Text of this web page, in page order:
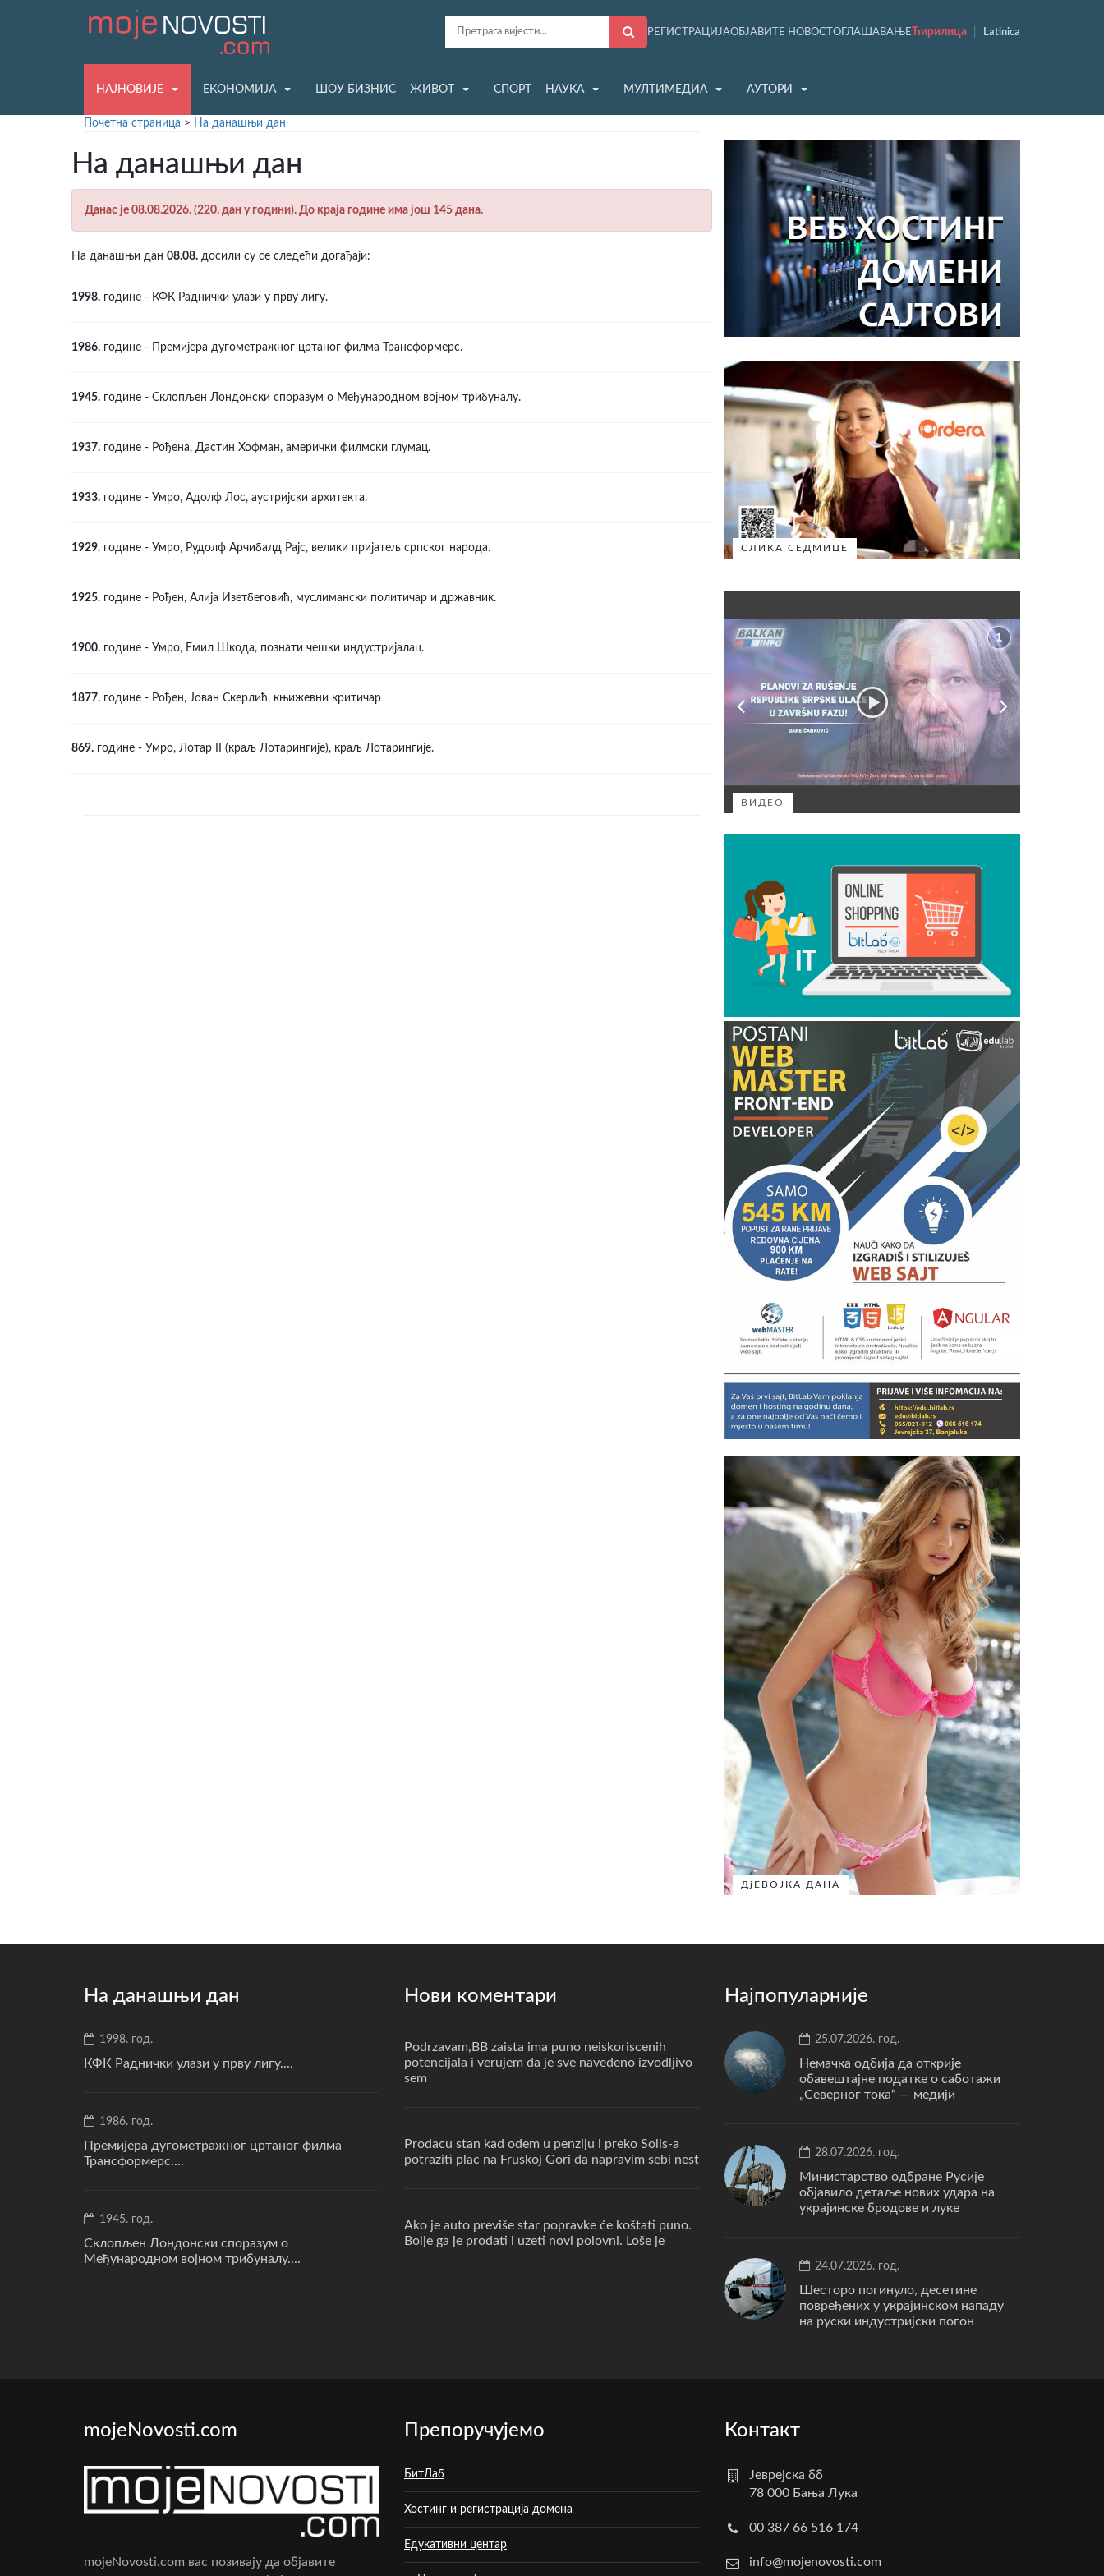
РЕГИСТРАЦИЈАОБЈАВИТЕ НОВОСТ ОГЛАШАВАЊЕ Ћирилица Latinica
НАЈНОВИЈЕ ЕКОНОМИЈА ШОУ БИЗНИС ЖИВОТ СПОРТ НАУКА МУЛТИМЕДИА АУТОРИ
Почетна страница > На данашњи дан
На данашњи дан
Данас је 08.08.2026. (220. дан у години). До краја године има још 145 дана.
На данашњи дан 08.08. досили су се следећи догађаји:
1998. године - КФК Раднички улази у прву лигу.
1986. године - Премијера дугометражног цртаног филма Трансформерс.
1945. године - Склопљен Лондонски споразум о Међународном војном трибуналу.
1937. године - Рођена, Дастин Хофман, амерички филмски глумац.
1933. године - Умро, Адолф Лос, аустријски архитекта.
1929. године - Умро, Рудолф Арчибалд Рајс, велики пријатељ српског народа.
1925. године - Рођен, Алија Изетбеговић, муслимански политичар и државник.
1900. године - Умро, Емил Шкода, познати чешки индустријалац.
1877. године - Рођен, Јован Скерлић, књижевни критичар
869. године - Умро, Лотар II (краљ Лотарингије), краљ Лотарингије.
СЛИКА СЕДМИЦЕ
ВИДЕО
ДјЕВОЈКА ДАНА
На данашњи дан
1998. год.
КФК Раднички улази у прву лигу....
1986. год.
Премијера дугометражног цртаног филма
Трансформерс....
1945. год.
Склопљен Лондонски споразум о
Међународном војном трибуналу....
Нови коментари
Podrzavam,BB zaista ima puno neiskoriscenih
potencijala i verujem da je sve navedeno izvodljivo
sem
Prodacu stan kad odem u penziju i preko Solis-a
potraziti plac na Fruskoj Gori da napravim sebi nest
Ako je auto previše star popravke će koštati puno.
Bolje ga je prodati i uzeti novi polovni. Loše je
Најпопуларније
25.07.2026. год.
Немачка одбија да открије
обавештајне податке о саботажи
„Северног тока“ — медији
28.07.2026. год.
Министарство одбране Русије
објавило детаље нових удара на
украјинске бродове и луке
24.07.2026. год.
Шесторо погинуло, десетине
повређених у украјинском нападу
на руски индустријски погон
mojeNovosti.com
mojeNovosti.com вас позивају да објавите
Препоручујемо
БитЛаб
Хостинг и регистрација домена
Едукативни центар
Контакт
Јеврејска бб
78 000 Бања Лука
00 387 66 516 174
info@mojenovosti.com